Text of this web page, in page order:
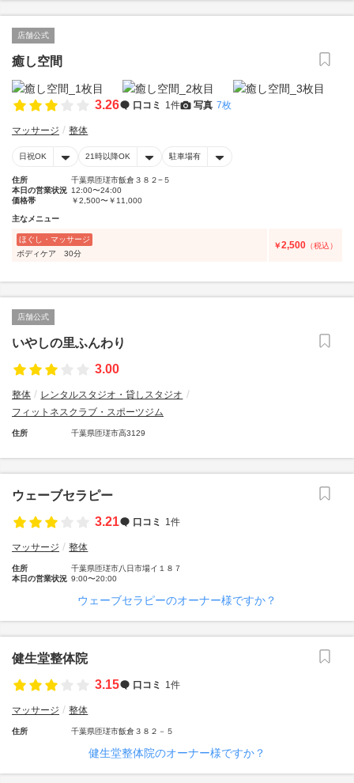
店舗公式
癒し空間
3.26 口コミ 1件 写真 7枚
マッサージ 整体
日祝OK 21時以降OK 駐車場有
住所
千葉県匝瑳市飯倉３８２−５
本日の営業状況 12:00〜24:00
価格帯
￥2,500〜￥11,000
主なメニュー
ほぐし・マッサージ
ボディケア 30分
￥2,500 （税込）
店舗公式
いやしの里ふんわり
3.00
整体
レンタルスタジオ・貸しスタジオ
フィットネスクラブ・スポーツジム
住所 千葉県匝瑳市高3129
ウェーブセラピー
3.21
口コミ 1件
マッサージ 整体
住所
千葉県匝瑳市八日市場イ１８７
本日の営業状況 9:00〜20:00
ウェーブセラピーのオーナー様ですか？
健生堂整体院
3.15
口コミ 1件
マッサージ 整体
住所 千葉県匝瑳市飯倉３８２－５
健生堂整体院のオーナー様ですか？